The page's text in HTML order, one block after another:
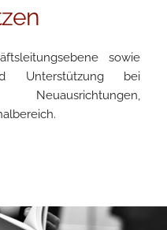
sowie
Unterstützung bei
Neuausrichtungen,